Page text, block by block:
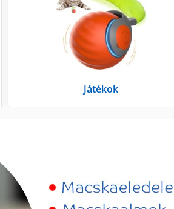
Játékok